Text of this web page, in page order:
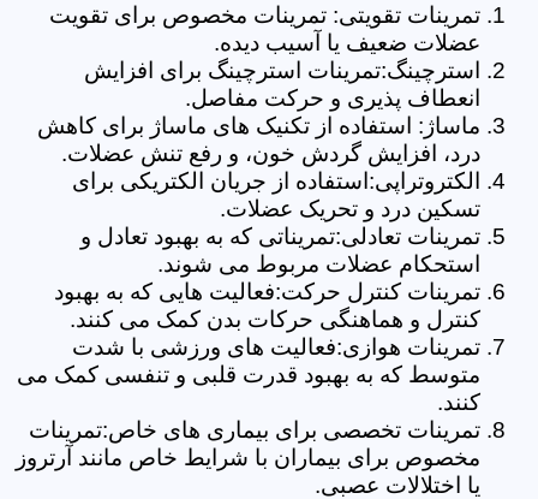
تمرینات تقویتی: تمرینات مخصوص برای تقویت
عضلات ضعیف یا آسیب دیده.
استرچینگ:تمرینات استرچینگ برای افزایش
انعطاف پذیری و حرکت مفاصل.
ماساژ: استفاده از تکنیک های ماساژ برای کاهش
درد، افزایش گردش خون، و رفع تنش عضلات.
الکتروتراپی:استفاده از جریان الکتریکی برای
تسکین درد و تحریک عضلات.
تمرینات تعادلی:تمریناتی که به بهبود تعادل و
استحکام عضلات مربوط می شوند.
تمرینات کنترل حرکت:فعالیت هایی که به بهبود
کنترل و هماهنگی حرکات بدن کمک می کنند.
تمرینات هوازی:فعالیت های ورزشی با شدت
متوسط که به بهبود قدرت قلبی و تنفسی کمک می
کنند.
تمرینات تخصصی برای بیماری های خاص:تمرینات
مخصوص برای بیماران با شرایط خاص مانند آرتروز
یا اختلالات عصبی.